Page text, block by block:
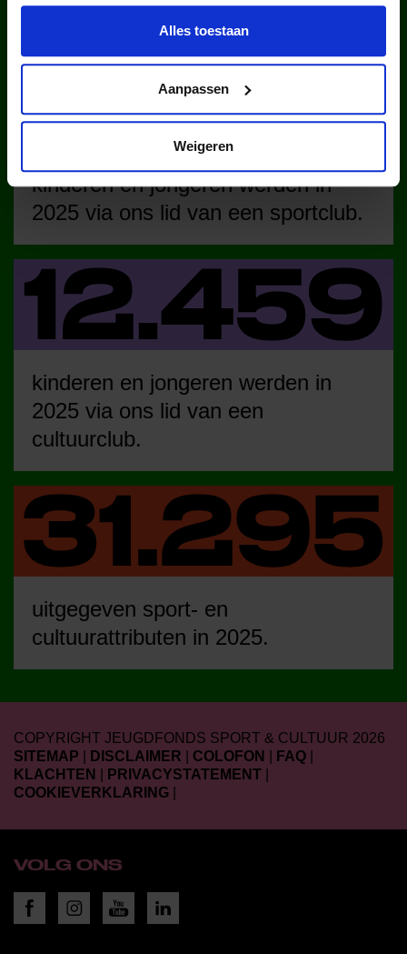
Alles toestaan
Aanpassen
Weigeren
2025 via ons lid van een club.
kinderen en jongeren werden in
2025 via ons lid van een sportclub.
kinderen en jongeren werden in
2025 via ons lid van een
cultuurclub.
uitgegeven sport- en
cultuurattributen in 2025.
COPYRIGHT JEUGDFONDS SPORT & CULTUUR 2026
SITEMAP
DISCLAIMER COLOFON FAQ
KLACHTEN
PRIVACYSTATEMENT
COOKIEVERKLARING
VOLG ONS